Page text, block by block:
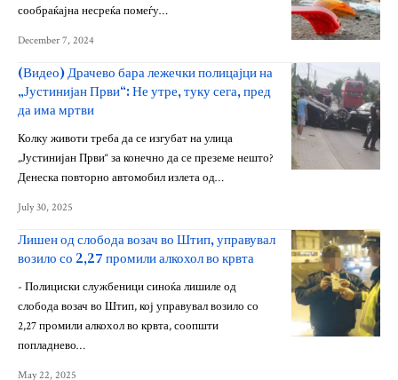
сообраќајна несреќа помеѓу…
December 7, 2024
(Видео) Драчево бара лежечки полицајци на
„Јустинијан Први“: Не утре, туку сега, пред
да има мртви
Колку животи треба да се изгубат на улица
„Јустинијан Први“ за конечно да се преземе нешто?
Денеска повторно автомобил излета од…
July 30, 2025
Лишен од слобода возач во Штип, управувал
возило со 2,27 промили алкохол во крвта
- Полициски службеници синоќа лишиле од
слобода возач во Штип, кој управувал возило со
2,27 промили алкохол во крвта, соопшти
попладнево…
May 22, 2025